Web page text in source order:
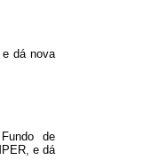
dá nova
de
e dá